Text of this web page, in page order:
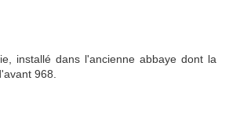
installé dans l'ancienne abbaye dont la
968.